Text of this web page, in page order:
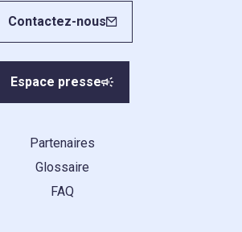
Contactez-nous
Espace presse
Partenaires
Glossaire
FAQ